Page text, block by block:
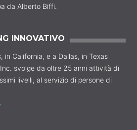
da Alberto Biffi.
INNOVATIVO
in California, e a Dallas, in Texas
svolge da oltre 25 anni attività di
livelli, al servizio di persone di